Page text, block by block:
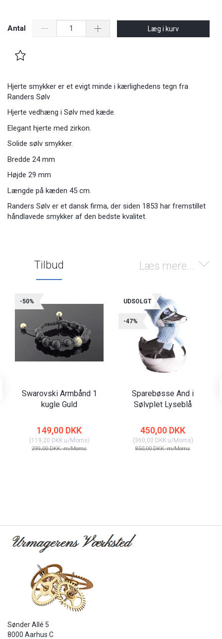
Antal Læg i kurv
Hjerte smykker er et evigt minde i kærlighedens tegn fra
Randers Sølv
Hjerte vedhæng i Sølv med kæde.
Elegant hjerte med zirkon.
Solide sølv smykker.
Bredde 24 mm
Højde 29 mm
Længde på kæden 45 cm.
Randers Sølv er et dansk firma, der siden 1853 har fremstillet
håndlavede smykker af den bedste kvalitet.
Læs mere...
Tilbud
-50%
Swarovski Armbånd 1
kugle Guld
149,00 DKK
(119,20 DKKu/Moms)
299,00 DKKm/Moms
UDSOLGT
-47%
Sparebøsse And i
Sølvplet Lyseblå
450,00 DKK
(360,00 DKKu/Moms)
850,00 DKKm/Moms
Sønder Allé 5
8000 Aarhus C